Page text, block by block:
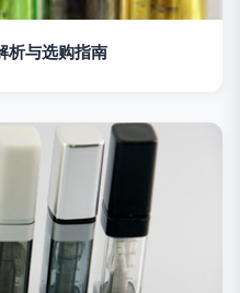
析与选购指南